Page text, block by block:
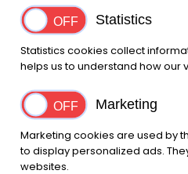
2022
Statistics
Statistics cookies collect
helps us to understand how our
Marketing
Marketing cookies are used by
to display personalized ads.
websites.